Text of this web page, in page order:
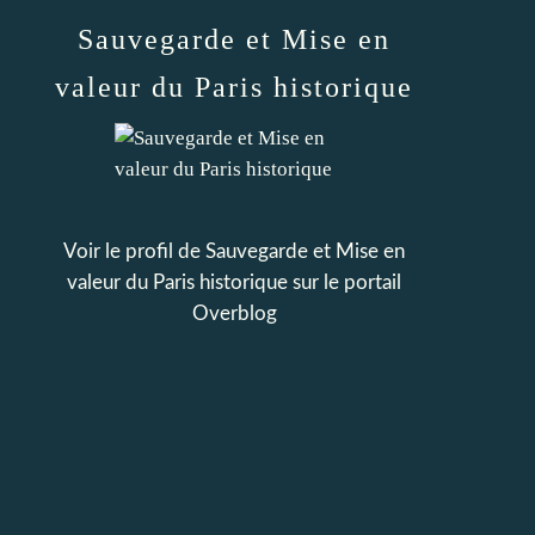
Sauvegarde et Mise en
valeur du Paris historique
Voir le profil de Sauvegarde et Mise en
valeur du Paris historique sur le portail
Overblog